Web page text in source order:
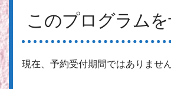
このプログラム
現在、予約受付期間ではありません